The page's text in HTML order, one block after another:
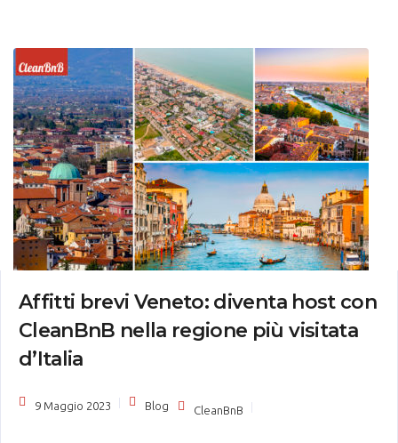
Affitti brevi Veneto: diventa host con
CleanBnB nella regione più visitata
d’Italia
9 Maggio 2023 Blog CleanBnB